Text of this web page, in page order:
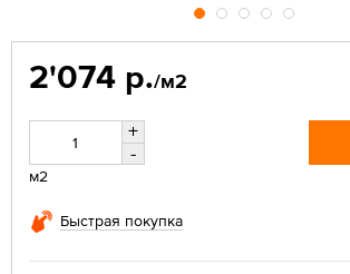
2'074 р./м2
+
-
м2
Быстрая покупка